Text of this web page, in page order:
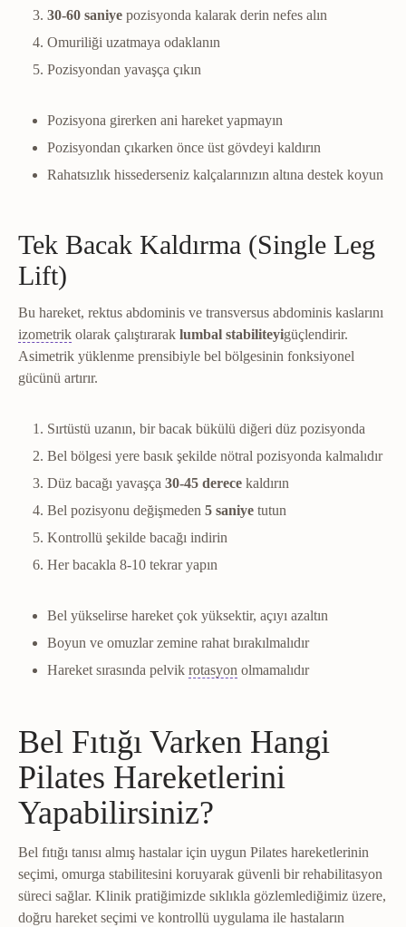
30-60 saniye pozisyonda kalarak derin nefes alın
Omuriliği uzatmaya odaklanın
Pozisyondan yavaşça çıkın
Pozisyona girerken ani hareket yapmayın
Pozisyondan çıkarken önce üst gövdeyi kaldırın
Rahatsızlık hissederseniz kalçalarınızın altına destek koyun
Tek Bacak Kaldırma (Single Leg
Lift)
Bu hareket, rektus abdominis ve transversus abdominis kaslarını
izometrikİzometrikEklem hareketi olmadan kasın kasıldığı
olarak çalıştırarak lumbal stabiliteyigüçlendirir.
Asimetrik yüklenme prensibiyle bel bölgesinin fonksiyonel
gücünü artırır.
Sırtüstü uzanın, bir bacak bükülü diğeri düz pozisyonda
Bel bölgesi yere basık şekilde nötral pozisyonda kalmalıdır
Düz bacağı yavaşça 30-45 derece kaldırın
Bel pozisyonu değişmeden 5 saniye tutun
Kontrollü şekilde bacağı indirin
Her bacakla 8-10 tekrar yapın
Bel yükselirse hareket çok yüksektir, açıyı azaltın
Boyun ve omuzlar zemine rahat bırakılmalıdır
Hareket sırasında pelvik rotasyon RotasyonBir uzvun kendi
olmamalıdır
Bel Fıtığı Varken Hangi
Pilates Hareketlerini
Yapabilirsiniz?
Bel fıtığı tanısı almış hastalar için uygun Pilates hareketlerinin
seçimi, omurga stabilitesini koruyarak güvenli bir rehabilitasyon
süreci sağlar. Klinik pratiğimizde sıklıkla gözlemlediğimiz üzere,
doğru hareket seçimi ve kontrollü uygulama ile hastaların